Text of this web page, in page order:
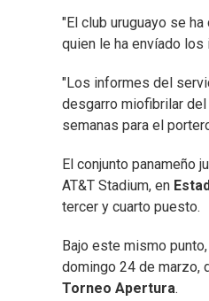
"El club uruguayo se
quien le ha envíado
"Los informes del
desgarro miofibrilar
semanas para el
El conjunto panameño
AT&T Stadium, en
tercer y cuarto puesto.
Bajo este mismo
domingo 24 de marzo,
Torneo Apertura.